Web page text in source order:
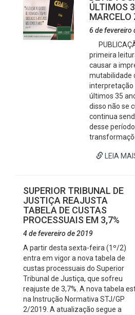
ÚLTIMOS
MARCELO
6 de fevereiro
primeira
causar a
mutabilidade
interpretação
últimos 35
disso não se
continua
desse
LEIA
SUPERIOR TRIBUNAL DE
JUSTIÇA REAJUSTA
TABELA DE CUSTAS
PROCESSUAIS EM 3,7%
4 de fevereiro de 2019
A partir desta sexta-feira (1º/2)
entra em vigor a nova tabela de
custas processuais do Superior
Tribunal de Justiça, que sofreu
reajuste de 3,7%. A nova tabela
na Instrução Normativa STJ/GP
2/2019. A atualização segue a